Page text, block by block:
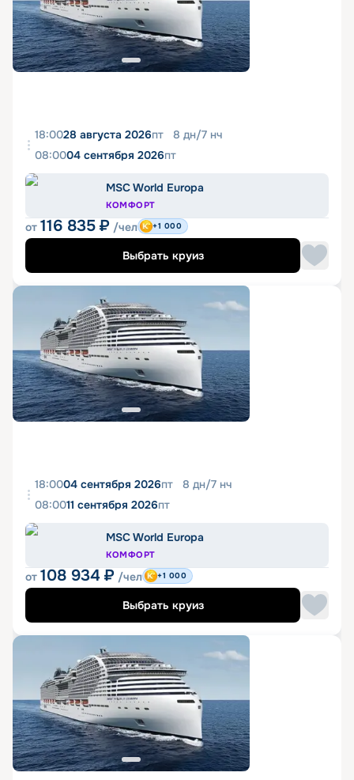
18:0028 августа 2026пт 8 дн/7 нч
08:0004 сентября 2026пт
MSC World Europa
КОМФОРТ
от 116 835 ₽ /чел +1 000
Выбрать круиз
18:0004 сентября 2026пт 8 дн/7 нч
08:0011 сентября 2026пт
MSC World Europa
КОМФОРТ
от 108 934 ₽ /чел +1 000
Выбрать круиз